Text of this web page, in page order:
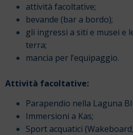
attività facoltative;
bevande (bar a bordo);
gli ingressi a siti e musei e
terra;
mancia per l’equipaggio.
Attività facoltative:
Parapendio nella Laguna
Immersioni a Kas;
Sport acquatici